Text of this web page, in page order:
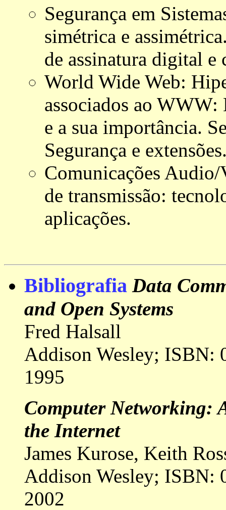
Segurança em
simétrica e
de assinatura digital
World Wide Web:
associados ao
e a sua importância.
Segurança e
Comunicações
de transmissão:
aplicações.
Bibliografia Data
and Open Systems
Fred Halsall
Addison Wesley; ISBN:
1995
Computer Networking:
the Internet
James Kurose, Keith
Addison Wesley; ISBN:
2002